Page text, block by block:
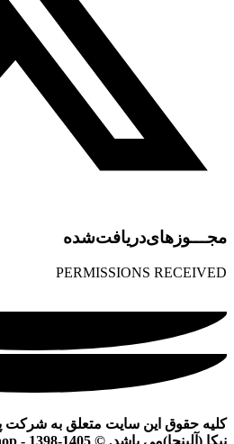
مجـــوز‌های‌دریافت‌شده
PERMISSIONS RECEIVED
کلیه حقوق این سایت متعلق به شرکت